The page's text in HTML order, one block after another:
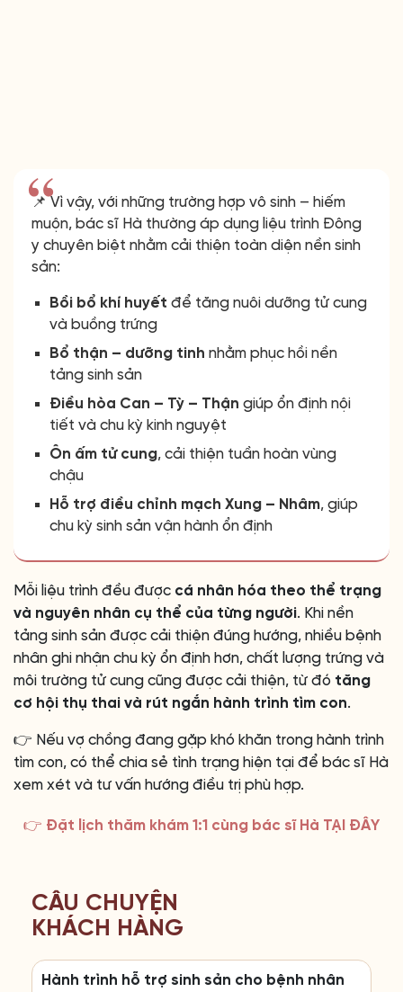
📌 Vì vậy, với những trường hợp vô sinh – hiếm
muộn, bác sĩ Hà thường áp dụng liệu trình Đông
y chuyên biệt nhằm cải thiện toàn diện nền sinh
sản:
Bồi bổ khí huyết để tăng nuôi dưỡng tử cung
và buồng trứng
Bổ thận – dưỡng tinh nhằm phục hồi nền
tảng sinh sản
Điều hòa Can – Tỳ – Thận giúp ổn định nội
tiết và chu kỳ kinh nguyệt
Ôn ấm tử cung, cải thiện tuần hoàn vùng
chậu
Hỗ trợ điều chỉnh mạch Xung – Nhâm, giúp
chu kỳ sinh sản vận hành ổn định
Mỗi liệu trình đều được cá nhân hóa theo thể trạng
và nguyên nhân cụ thể của từng người. Khi nền
tảng sinh sản được cải thiện đúng hướng, nhiều bệnh
nhân ghi nhận chu kỳ ổn định hơn, chất lượng trứng và
môi trường tử cung cũng được cải thiện, từ đó tăng
cơ hội thụ thai và rút ngắn hành trình tìm con.
👉 Nếu vợ chồng đang gặp khó khăn trong hành trình
tìm con, có thể chia sẻ tình trạng hiện tại để bác sĩ Hà
xem xét và tư vấn hướng điều trị phù hợp.
👉 Đặt lịch thăm khám 1:1 cùng bác sĩ Hà TẠI ĐÂY
CÂU CHUYỆN
KHÁCH HÀNG
Hành trình hỗ trợ sinh sản cho bệnh nhân